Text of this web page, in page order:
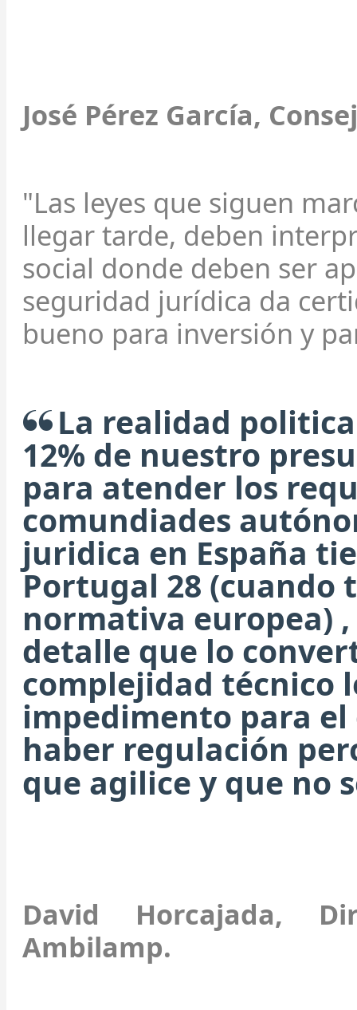
José Pérez García,
"Las leyes que siguen
llegar tarde, deben
social donde deben ser
seguridad jurídica da
bueno para inversión y
La realidad
12% de nuestro
para atender los
comundiades
juridica en España
Portugal 28 (cuando
normativa europea)
detalle que lo
complejidad técnico
impedimento para
haber regulación
que agilice y que no
David Horcajada,
Ambilamp.